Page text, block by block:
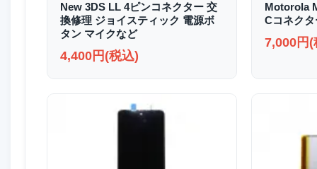
New 3DS LL 4ピンコネクター 交
換修理 ジョイスティック 電源ボ
タン マイクなど
4,400円(税込)
Motorola
Cコネク
7,000円(